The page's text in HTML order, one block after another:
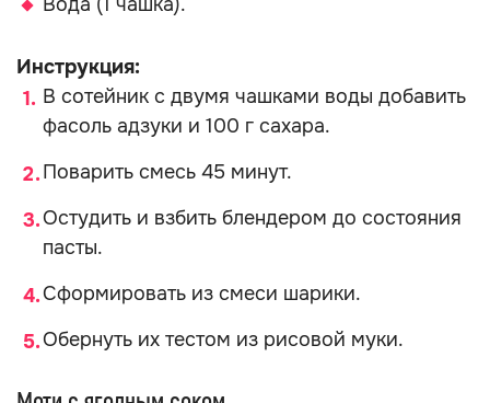
Инструкция:
В сотейник с двумя чашками воды добавить
фасоль адзуки и 100 г сахара.
Поварить смесь 45 минут.
Остудить и взбить блендером до состояния
пасты.
Сформировать из смеси шарики.
Обернуть их тестом из рисовой муки.